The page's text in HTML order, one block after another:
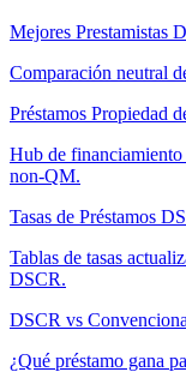
Mejores Prestamistas
Comparación neutral
Préstamos Propiedad
Hub de
non-QM.
Tasas de Préstamos
Tablas de tasas
DSCR.
DSCR vs
¿Qué préstamo gana